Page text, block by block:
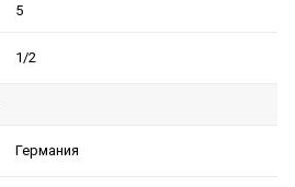
5
1/2
Германия